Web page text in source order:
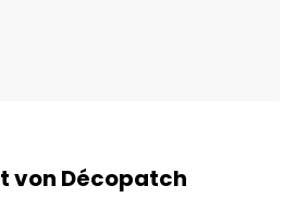
von Décopatch